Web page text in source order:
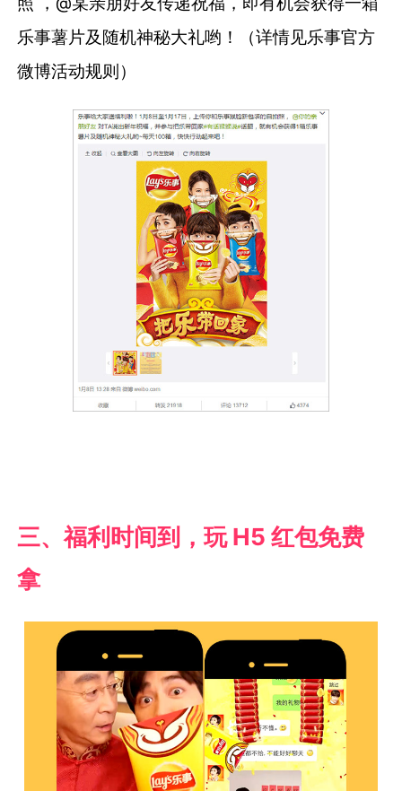
乐事薯片及随机神秘大礼哟！
（详情见乐事官方
微博活动规则）
三、福利时间到，玩 H5 红包免费
拿